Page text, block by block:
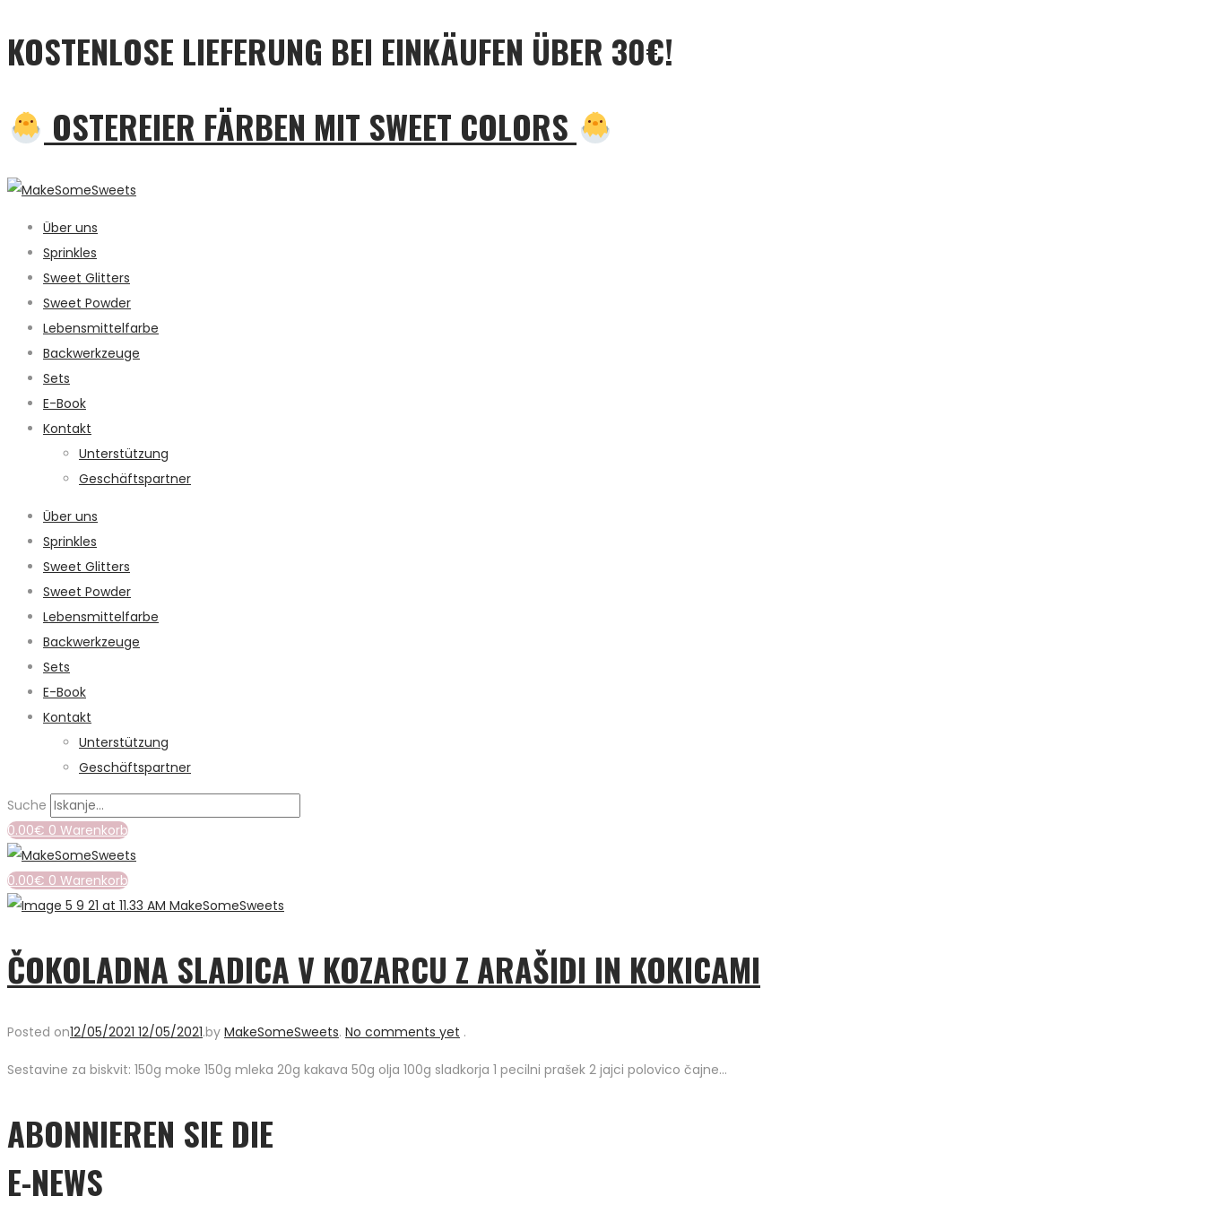
KOSTENLOSE LIEFERUNG BEI EINKÄUFEN ÜBER 30€!
OSTEREIER FÄRBEN MIT SWEET COLORS
Über uns
Sprinkles
Sweet Glitters
Sweet Powder
Lebensmittelfarbe
Backwerkzeuge
Sets
E-Book
Kontakt
Unterstützung
Geschäftspartner
Über uns
Sprinkles
Sweet Glitters
Sweet Powder
Lebensmittelfarbe
Backwerkzeuge
Sets
E-Book
Kontakt
Unterstützung
Geschäftspartner
Suche
0.00€ 0 Warenkorb
0.00€ 0 Warenkorb
ČOKOLADNA SLADICA V KOZARCU Z ARAŠIDI IN KOKICAMI
Posted on12/05/2021 12/05/2021.by MakeSomeSweets. No comments yet .
Sestavine za biskvit: 150g moke 150g mleka 20g kakava 50g olja 100g sladkorja 1 pecilni prašek 2 jajci polovico čajne…
ABONNIEREN SIE DIE
E-NEWS